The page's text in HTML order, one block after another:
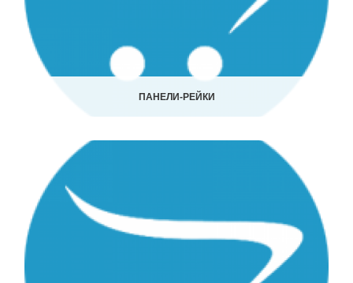
ПАНЕЛИ-РЕЙКИ